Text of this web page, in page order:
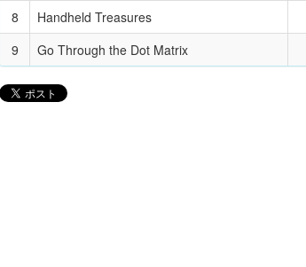
8
Handheld Treasures
9
Go Through the Dot Matrix